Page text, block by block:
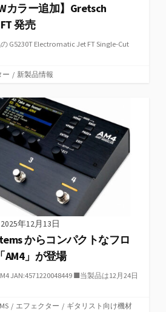
カラー追加】Gretsch
発売
G5230T Electromatic Jet FT Single-Cut
ー / 新製品情報
2025年12月13日
からコンパクトなフロ
AM4」が登場
JAN:4571220048449 ■当製品は12月24日
/ エフェクター / ギタリスト向け機材